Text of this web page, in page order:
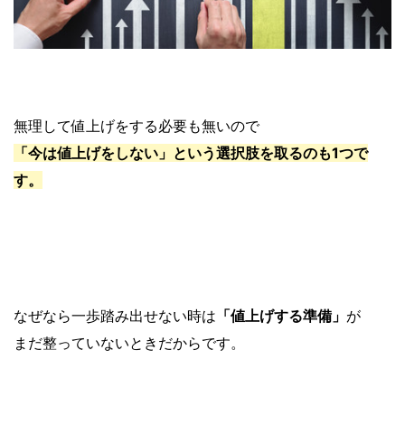
無理して値上げをする必要も無いので
「今は値上げをしない」という選択肢を取るのも1つで
す。
なぜなら一歩踏み出せない時は 「値上げする準備」 が
まだ整っていないときだからです。